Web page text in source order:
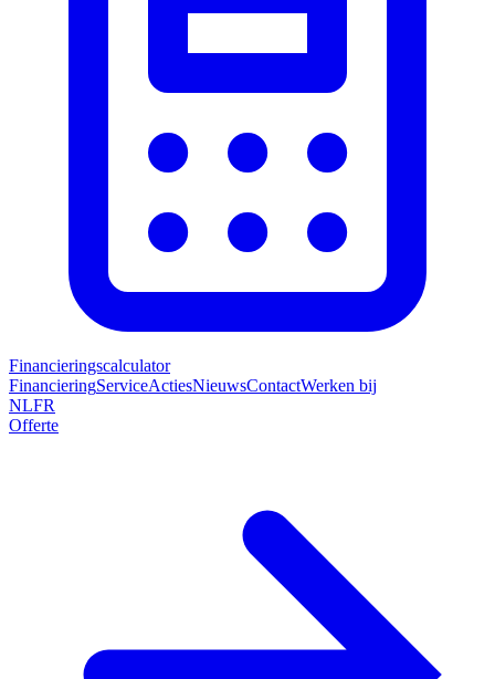
Financieringscalculator
FinancieringServiceActiesNieuwsContactWerken bij
NLFR
Offerte